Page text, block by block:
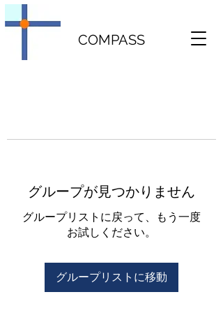
COMPASS
グループが見つかりません
グループリストに戻って、もう一度
お試しください。
グループリストに移動